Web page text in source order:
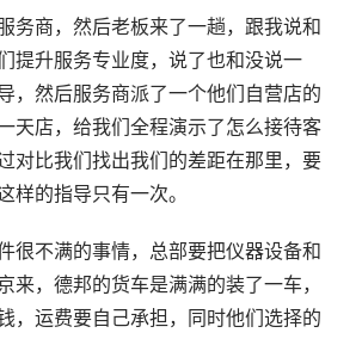
务商，然后老板来了一趟，跟我说和
提升服务专业度，说了也和没说一
，然后服务商派了一个他们自营店的
天店，给我们全程演示了怎么接待客
对比我们找出我们的差距在那里，要
样的指导只有一次。
很不满的事情，总部要把仪器设备和
来，德邦的货车是满满的装了一车，
，运费要自己承担，同时他们选择的